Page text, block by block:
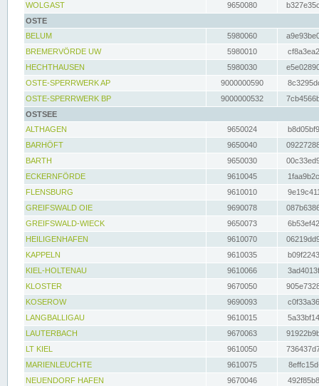
WOLGAST
9650080
OSTE
BELUM
5980060
BREMERVÖRDE UW
5980010
HECHTHAUSEN
5980030
OSTE-SPERRWERK AP
9000000590
OSTE-SPERRWERK BP
9000000532
OSTSEE
ALTHAGEN
9650024
BARHÖFT
9650040
BARTH
9650030
ECKERNFÖRDE
9610045
FLENSBURG
9610010
GREIFSWALD OIE
9690078
GREIFSWALD-WIECK
9650073
HEILIGENHAFEN
9610070
KAPPELN
9610035
KIEL-HOLTENAU
9610066
KLOSTER
9670050
KOSEROW
9690093
LANGBALLIGAU
9610015
LAUTERBACH
9670063
LT KIEL
9610050
MARIENLEUCHTE
9610075
NEUENDORF HAFEN
9670046